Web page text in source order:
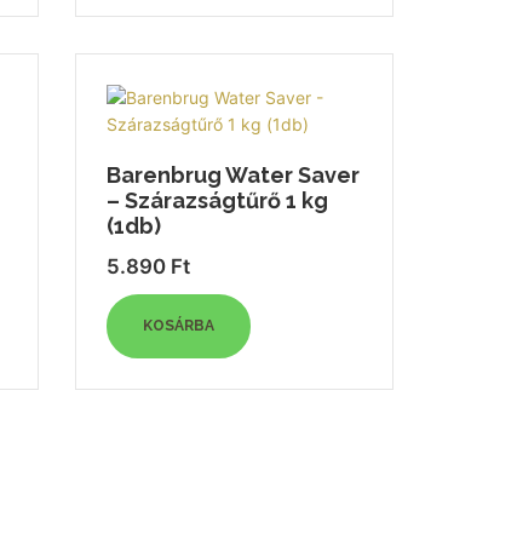
Barenbrug Water Saver
– Szárazságtűrő 1 kg
(1db)
5.890 Ft
KOSÁRBA